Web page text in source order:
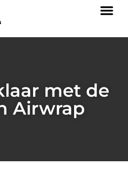
met de
Airwrap